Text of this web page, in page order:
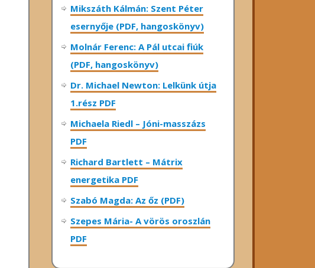
Mikszáth Kálmán: Szent Péter
esernyője (PDF, hangoskönyv)
Molnár Ferenc: A Pál utcai fiúk
(PDF, hangoskönyv)
Dr. Michael Newton: Lelkünk útja
1.rész PDF
Michaela Riedl – Jóni-masszázs
PDF
Richard Bartlett – Mátrix
energetika PDF
Szabó Magda: Az őz (PDF)
Szepes Mária- A vörös oroszlán
PDF